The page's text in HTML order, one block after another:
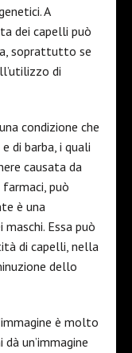
A
dei capelli può
soprattutto se
di
condizione che
di barba, i quali
causata da
può
è una
Essa può
di capelli, nella
dello
è molto
un’immagine